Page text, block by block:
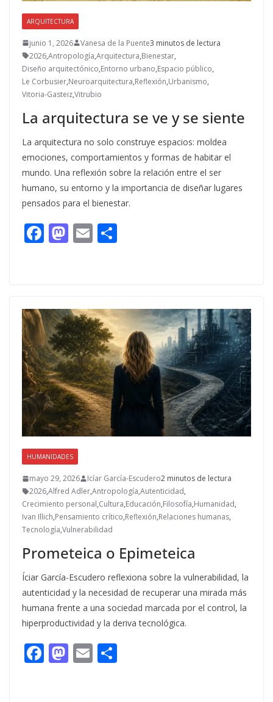
ARQUITECTURA
junio 1, 2026 Vanesa de la Puente3 minutos de lectura
2026,Antropología,Arquitectura,Bienestar,
Diseño arquitectónico,Entorno urbano,Espacio público,
Le Corbusier,Neuroarquitectura,Reflexión,Urbanismo,
Vitoria-Gasteiz,Vitrubio
La arquitectura se ve y se siente
La arquitectura no solo construye espacios: moldea
emociones, comportamientos y formas de habitar el
mundo. Una reflexión sobre la relación entre el ser
humano, su entorno y la importancia de diseñar lugares
pensados para el bienestar.
F
o
o
k
M
o
n
E
ar
ti
r
HUMANIDADES
mayo 29, 2026 Icíar García-Escudero2 minutos de lectura
2026,Alfred Adler,Antropología,Autenticidad,
Crecimiento personal,Cultura,Educación,Filosofía,Humanidad,
Ivan Illich,Pensamiento crítico,Reflexión,Relaciones humanas,
Tecnología,Vulnerabilidad
Prometeica o Epimeteica
Íciar García-Escudero reflexiona sobre la vulnerabilidad, la
autenticidad y la necesidad de recuperar una mirada más
humana frente a una sociedad marcada por el control, la
hiperproductividad y la deriva tecnológica.
F M E